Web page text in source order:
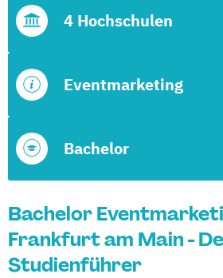
Bachelor
Eventmarketing
4 Hochschulen
Bachelor
Frankfurt am Main -
Studienführer